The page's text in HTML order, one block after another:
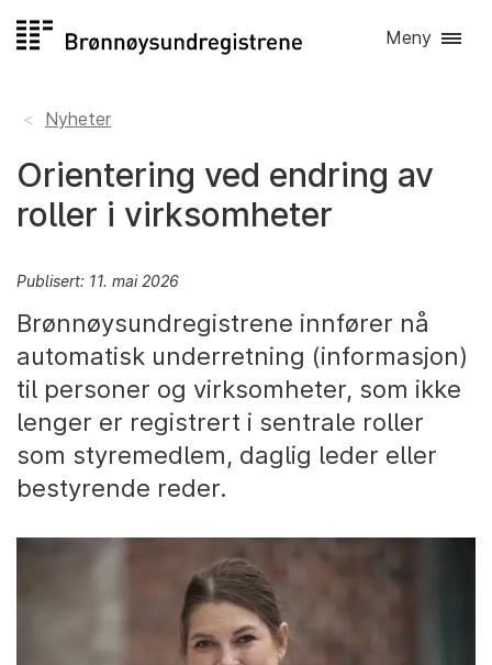
til
Meny
Nyheter
Orientering ved endring av
roller i virksomheter
Publisert: 11. mai 2026
Brønnøysundregistrene innfører nå
automatisk underretning (informasjon)
til personer og virksomheter, som ikke
lenger er registrert i sentrale roller
som styremedlem, daglig leder eller
bestyrende reder.